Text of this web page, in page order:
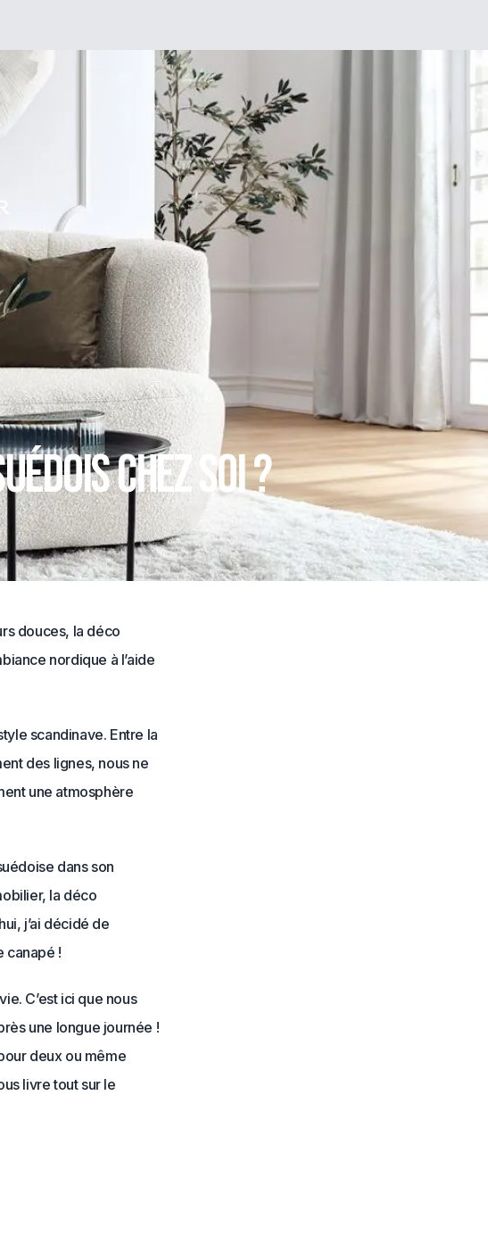
chez soi ?
douces, la déco
nordique à l’aide
scandinave. Entre la
des lignes, nous ne
une atmosphère
dans son
la déco
j’ai décidé de
canapé !
C’est ici que nous
une longue journée !
deux ou même
livre tout sur le